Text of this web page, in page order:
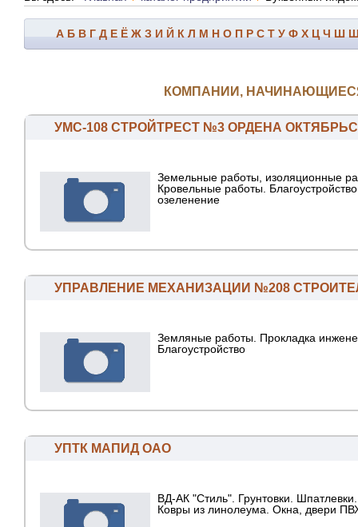
А Б В Г Д Е Ё Ж З И Й К Л М Н О П Р С Т У Ф Х Ц Ч Ш
КОМПАНИИ,
УМС-108 СТРОЙТРЕСТ №3 ОРДЕНА
Земельные работы, изоляционные
Кровельные работы.
озеленение
УПРАВЛЕНИЕ МЕХАНИЗАЦИИ №208
Земляные работы. Прокладка
Благоустройство
УПТК МАПИД ОАО
ВД-АК "Стиль". Грунтовки. Шпатлевки.
Ковры из линолеума. Окна, двери